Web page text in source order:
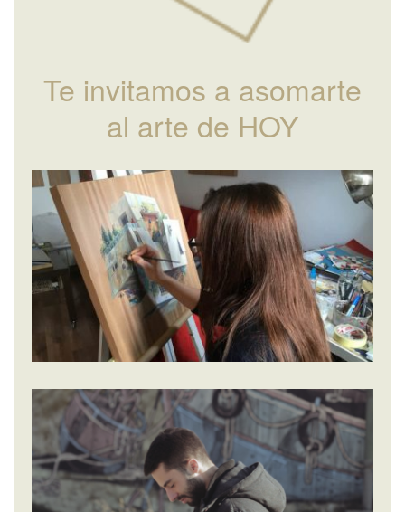
Te invitamos a asomarte
al arte de HOY